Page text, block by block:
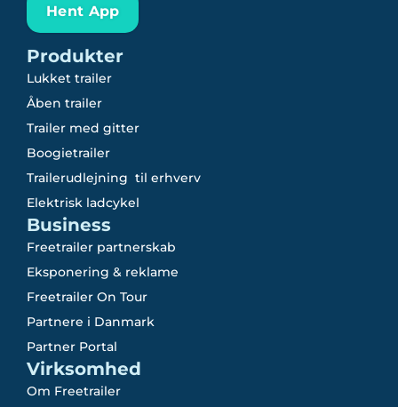
Hent App
Produkter
Lukket trailer
Åben trailer
Trailer med gitter
Boogietrailer
Trailerudlejning til erhverv
Elektrisk ladcykel
Business
Freetrailer partnerskab
Eksponering & reklame
Freetrailer On Tour
Partnere i Danmark
Partner Portal
Virksomhed
Om Freetrailer